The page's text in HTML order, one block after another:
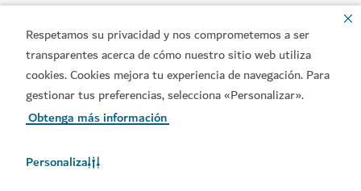
Respetamos su privacidad y nos comprometemos a ser
transparentes acerca de cómo nuestro sitio web utiliza
cookies. Cookies mejora tu experiencia de navegación. Para
gestionar tus preferencias, selecciona «Personalizar».
Obtenga más información
Personaliza